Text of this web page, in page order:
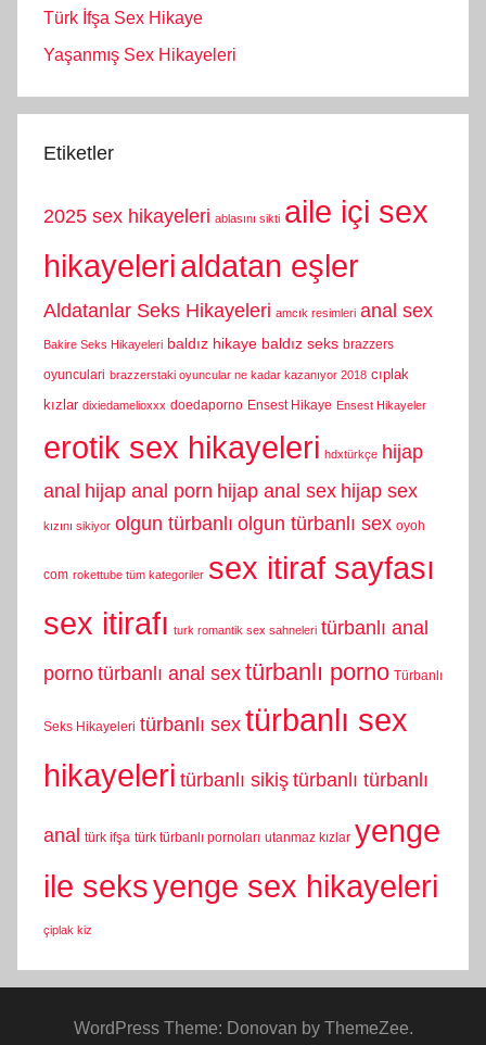
Türk İfşa Sex Hikaye
Yaşanmış Sex Hikayeleri
Etiketler
2025 sex hikayeleri ablasını sikti aile içi sex
hikayelerialdatan eşler
Aldatanlar Seks Hikayeleri amcık resimleri anal sex
Bakire Seks Hikayeleri baldız hikaye baldız seks brazzers
oyunculari brazzerstaki oyuncular ne kadar kazanıyor 2018 cıplak
kızlar dixiedamelioxxx doedaporno Ensest Hikaye Ensest Hikayeler
erotik sex hikayeleri hdxtürkçe hijap
anal hijap anal porn hijap anal sex hijap sex
kızını sikiyor olgun türbanlı olgun türbanlı sex oyoh
com rokettube tüm kategoriler sex itiraf sayfası
sex itirafı turk romantik sex sahneleri türbanlı anal
porno türbanlı anal sex türbanlı porno Türbanlı
Seks Hikayeleri türbanlı sex türbanlı sex
hikayeleri türbanlı sikiş türbanlı türbanlı
anal türk ifşa türk türbanlı pornoları utanmaz kızlar yenge
ile seksyenge sex hikayeleri
çiplak kiz
WordPress Theme: Donovan by ThemeZee.